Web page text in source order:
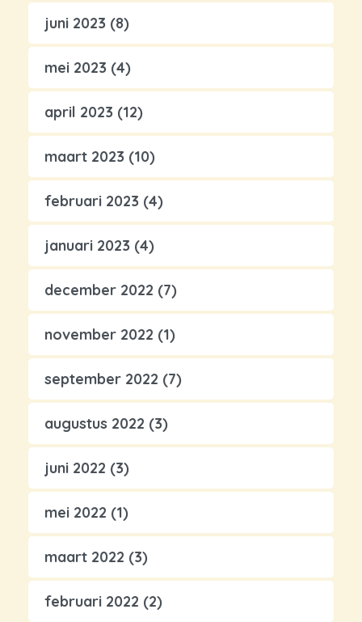
juni 2023 (8)
mei 2023 (4)
april 2023 (12)
maart 2023 (10)
februari 2023 (4)
januari 2023 (4)
december 2022 (7)
november 2022 (1)
september 2022 (7)
augustus 2022 (3)
juni 2022 (3)
mei 2022 (1)
maart 2022 (3)
februari 2022 (2)